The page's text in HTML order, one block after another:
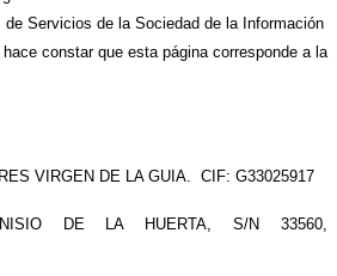
de Servicios de la Sociedad de la Información
constar que esta página corresponde a la
VIRGEN DE LA GUIA. CIF: G33025917
DE LA HUERTA, S/N 33560,